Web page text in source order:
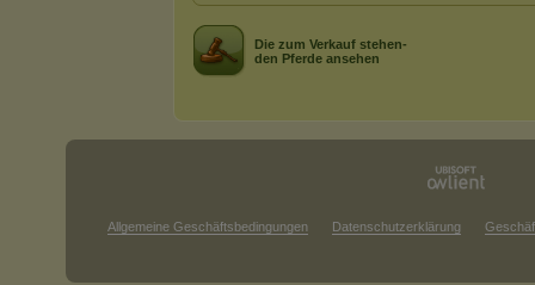
Die zum Verkauf stehen-
den Pferde ansehen
Allgemeine Geschäftsbedingungen Datenschutzerklärung